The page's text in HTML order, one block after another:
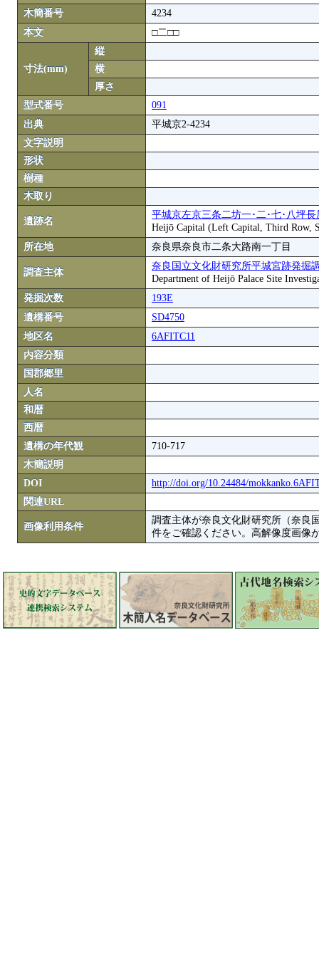
木簡番号
4234
本文
□二□□
寸法(mm)
縦
横
厚さ
型式番号
091
出典
平城京2-4234
文字説明
形状
樹種
木取り
遺跡名
平城京左京三条二坊一･二･七･八坪長
Heijō Capital (Left Capital, Third Row,
所在地
奈良県奈良市二条大路南一丁目
調査主体
奈良国立文化財研究所平城宮跡発掘
Department of Heijō Palace Site
発掘次数
193E
遺構番号
SD4750
地区名
6AFITC11
内容分類
国郡郷里
人名
和暦
西暦
遺構の年代観
710-717
木簡説明
DOI
http://doi.org/10.24484/
関連URL
画像利用条件
調査主体が奈良文化財研究所（奈良
件をご確認ください。高解像度画像